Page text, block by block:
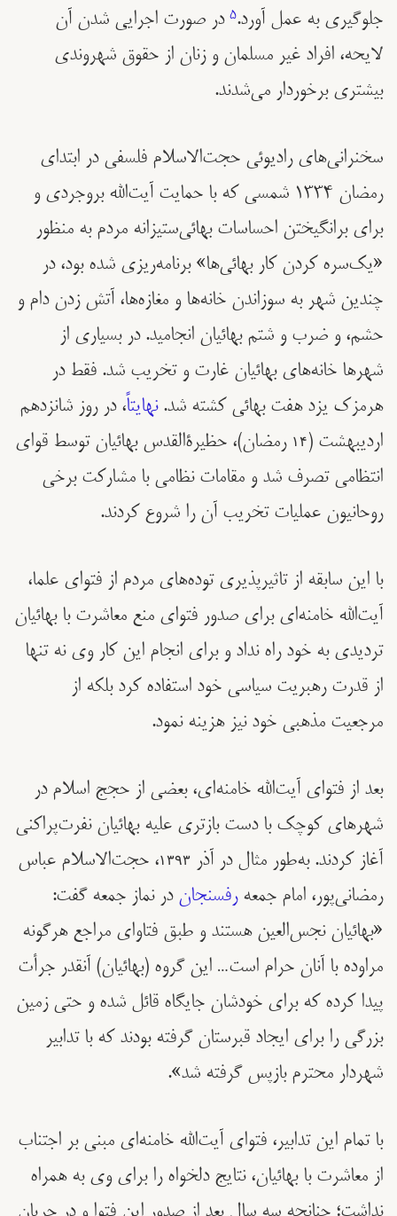
جلوگیری به عمل آورد.5در صورت اجرایی شدن آن
لایحه، افراد غیر مسلمان و زنان از حقوق شهروندی
بیشتری برخوردار می‌شدند.
سخنرانی‌های رادیوئی حجت‌الاسلام فلسفی در ابتدای
رمضان ١٣٣٤ شمسی که با حمایت آیت‌الله بروجردی و
برای بر‌انگیختن احساسات بهائی‌ستیزانه مردم به منظور
«يک‌سره کردن کار بهائی‌ها» برنامه‌ریزی شده بود، در
چندین شهر به سوزاندن خانه‌ها و مغازه‌ها، آتش زدن دام و
حشم، و ضرب و شتم بهائیان انجامید. در بسیاری از
شهرها خانه‌های بهائیان غارت و تخریب شد. فقط در
هرمزک یزد هفت بهائی کشته شد.نهایتاً، در روز شانزدهم
اردیبهشت (۱۴ رمضان)، حظیرةالقدس بهائیان توسط قوای
انتظامی تصرف شد و مقامات نظامی با مشارکت برخی
روحانیون عملیات تخریب آن را شروع کردند.
با این سابقه از تاثیرپذیری توده‌های مردم از فتوای علما،
آیت‌الله خامنه‌ای برای صدور فتوای منع معاشرت با بهائیان
تردیدی به خود راه نداد و برای انجام این کار وی نه تنها
از قدرت رهبریت سیاسی خود استفاده کرد بلکه از
مرجعیت مذهبی خود نیز هزینه نمود.
بعد از فتوای آیت‌الله خامنه‌ای، بعضی از حجج اسلام در
شهرهای کوچک با دست بازتری علیه بهائیان نفرت‌پراکنی
آغاز کردند. به‌طور مثال در آذر ۱۳۹۳، حجت‌الاسلام عباس
رمضانی‌پور، امام جمعهرفسنجاندر نماز جمعه گفت:
«بهائیان نجس‌العین هستند و طبق فتاوای مراجع هرگونه
مراوده با آنان حرام است… این گروه (بهائیان) آنقدر جرأت
پیدا کرده که برای خودشان جایگاه قائل شده و حتی زمین
بزرگی را برای ایجاد قبرستان گرفته بودند که با تدابیر
شهردار محترم بازپس گرفته شد».
با تمام این تدابیر، فتوای آیت‌الله خامنه‌ای مبنی بر اجتناب
از معاشرت با بهائیان، نتایج دلخواه را برای وی به همراه